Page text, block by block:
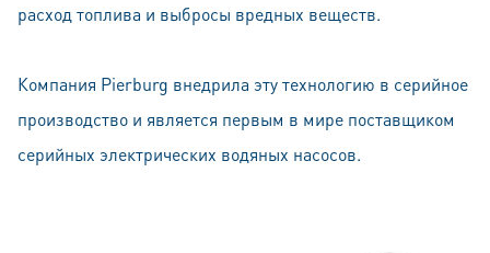
расход топлива и выбросы вредных веществ.
Компания Pierburg внедрила эту технологию в серийное
производство и является первым в мире поставщиком
серийных электрических водяных насосов.